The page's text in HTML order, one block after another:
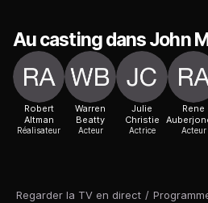
Regarder la TV en direct /
Au casting dans John
Robert
Altman
Réalisateur
Warren
Beatty
Acteur
Julie
Christie
Actrice
Rene
Acteur